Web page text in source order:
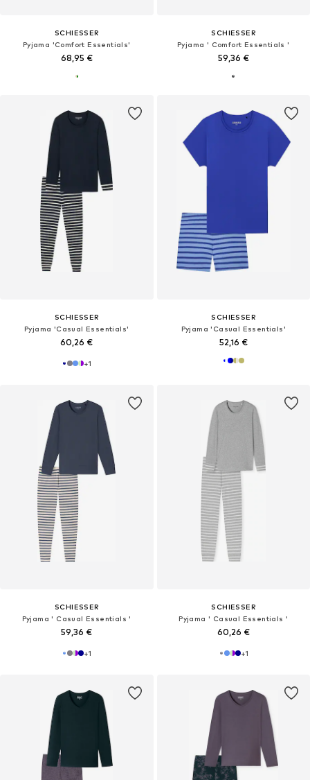
SCHIESSER
Pyjama 'Comfort Essentials'
68,95 €
SCHIESSER
Pyjama ' Comfort Essentials '
59,36 €
SCHIESSER
Pyjama 'Casual Essentials'
60,26 €
+1
SCHIESSER
Pyjama 'Casual Essentials'
52,16 €
SCHIESSER
Pyjama ' Casual Essentials '
59,36 €
+1
SCHIESSER
Pyjama ' Casual Essentials '
60,26 €
+1